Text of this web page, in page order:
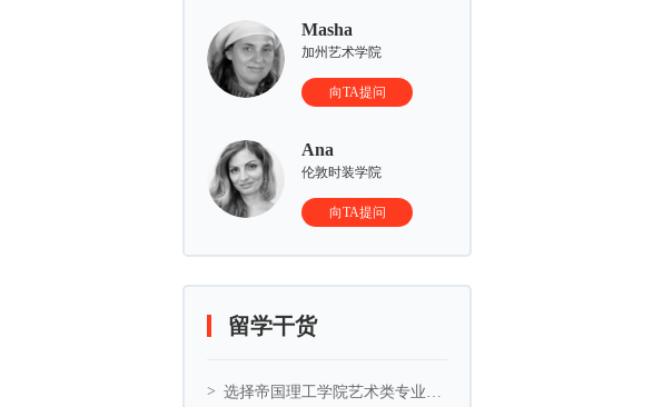
Masha
加州艺术学院
向TA提问
Ana
伦敦时装学院
向TA提问
留学干货
选择帝国理工学院艺术类专业的5大理由